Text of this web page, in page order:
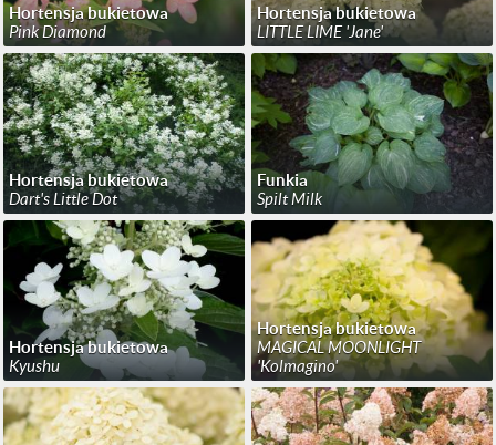
Hortensja bukietowa
Pink Diamond
Hortensja bukietowa
LITTLE LIME 'Jane'
Hortensja bukietowa
Dart's Little Dot
Funkia
Spilt Milk
Hortensja bukietowa
Kyushu
Hortensja bukietowa
MAGICAL MOONLIGHT
'Kolmagino'